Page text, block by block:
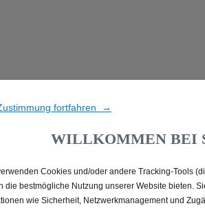
MIT PLUG-
fortfahren →
WILLKOMMEN BEI
Cookies und/oder andere Tracking-Tools
die bestmögliche Nutzung unserer Website bieten.
wie Sicherheit, Netzwerkmanagement und